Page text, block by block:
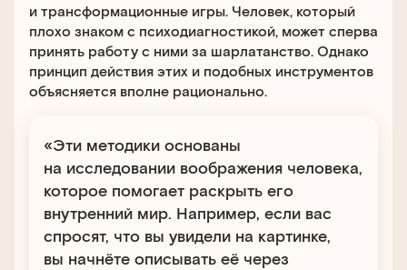
и трансформационные игры. Человек, который
плохо знаком с психодиагностикой, может сперва
принять работу с ними за шарлатанство. Однако
принцип действия этих и подобных инструментов
объясняется вполне рационально.
«Эти методики основаны
на исследовании воображения человека,
которое помогает раскрыть его
внутренний мир. Например, если вас
спросят, что вы увидели на картинке,
вы начнёте описывать её через